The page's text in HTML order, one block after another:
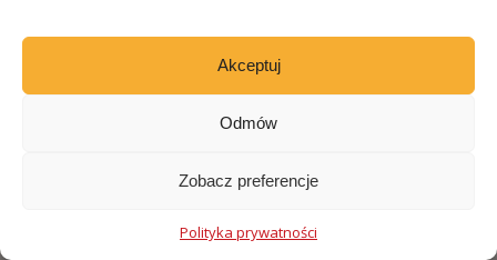
Akceptuj
Odmów
Zobacz preferencje
Polityka prywatności